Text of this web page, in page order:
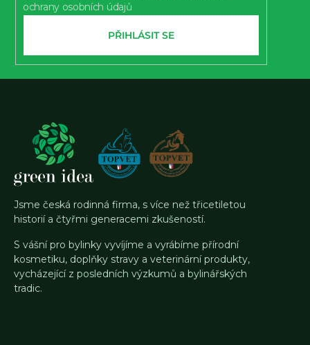
ochrany osobních údajů
PŘIHLÁSIT SE
Jsme česká rodinná firma, s více než třicetiletou
historií a čtyřmi generacemi zkušeností.
S vášní pro bylinky vyvíjíme a vyrábíme přírodní
kosmetiku, doplňky stravy a veterinární produkty,
vycházející z posledních výzkumů a bylinářských
tradic.